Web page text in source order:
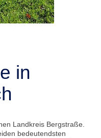
in
Landkreis Bergstraße.
bedeutendsten